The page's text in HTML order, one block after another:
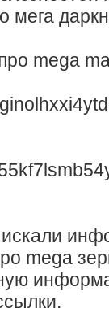
мега
mega
mega